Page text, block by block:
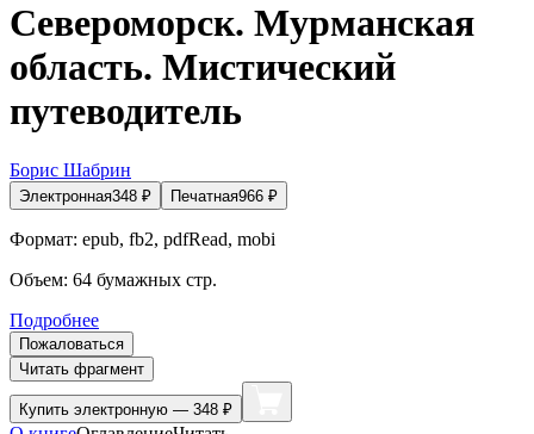
Североморск. Мурманская
область. Мистический
путеводитель
Борис Шабрин
Электронная348 ₽ Печатная966 ₽
Формат: epub, fb2, pdfRead, mobi
Объем: 64 бумажных стр.
Подробнее
Пожаловаться
Читать фрагмент
Купить электронную — 348 ₽